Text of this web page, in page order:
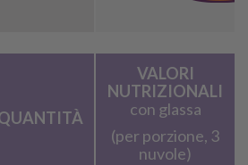
VALORI
NUTRIZIONALI
con glassa
(per porzione, 3
nuvole)